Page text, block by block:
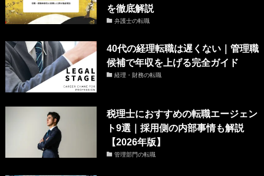
を徹底解説
弁護士の転職
40代の経理転職は遅くない｜管理職
候補で年収を上げる完全ガイド
経理・財務の転職
税理士におすすめの転職エージェン
ト9選｜採用側の内部事情も解説
【2026年版】
管理部門の転職